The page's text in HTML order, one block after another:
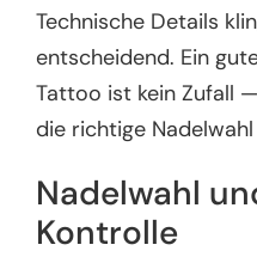
Technische Details
entscheidend. Ein
Tattoo ist kein Zufall
die richtige
Nadelwahl
Kontrolle